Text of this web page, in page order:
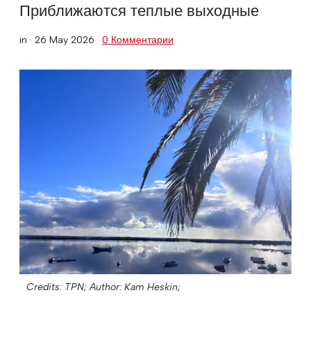
Приближаются теплые выходные
in · 26 May 2026 · 0 Комментарии
Credits: TPN; Author: Kam Heskin;